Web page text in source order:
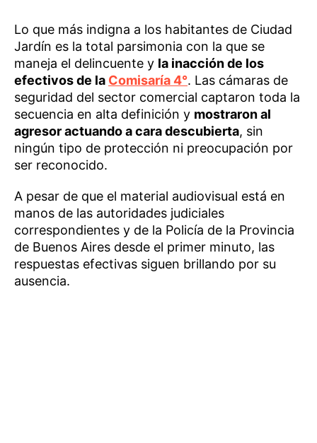
Lo que más indigna a los habitantes de Ciudad
Jardín es la total parsimonia con la que se
maneja el delincuente y la inacción de los
efectivos de la Comisaría 4°. Las cámaras de
seguridad del sector comercial captaron toda la
secuencia en alta definición y mostraron al
agresor actuando a cara descubierta, sin
ningún tipo de protección ni preocupación por
ser reconocido.
A pesar de que el material audiovisual está en
manos de las autoridades judiciales
correspondientes y de la Policía de la Provincia
de Buenos Aires desde el primer minuto, las
respuestas efectivas siguen brillando por su
ausencia.